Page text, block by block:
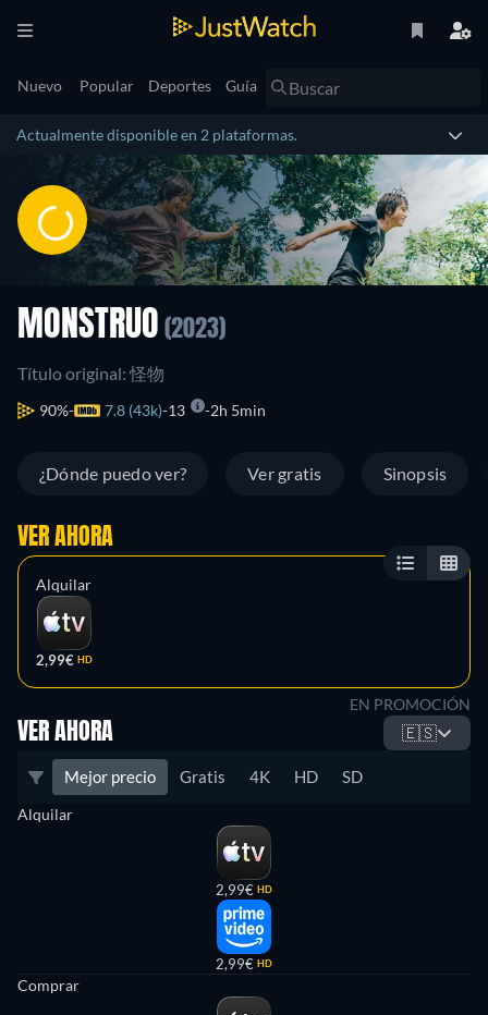
Nuevo Popular Deportes Guía
Actualmente disponible en 2 plataformas.
MONSTRUO (2023)
Título original: 怪物
90% 7.8 (43k) 13 2h 5min
¿Dónde puedo ver? Ver gratis Sinopsis
VER AHORA
Alquilar
2,99€ HD
EN PROMOCIÓN
VER AHORA 🇪🇸
Mejor precio Gratis 4K HD SD
Alquilar
2,99€ HD
2,99€ HD
Comprar